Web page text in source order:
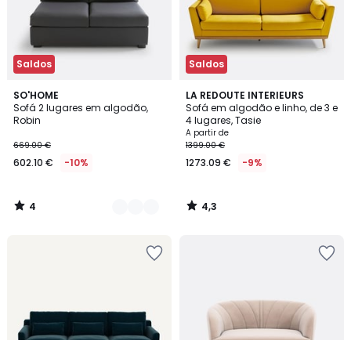
Saldos
SO'HOME
Sofá 2 lugares em algodão,
Robin
669.00 €
602.10 € -10%
4
/
5
5
Cores
4
/
Saldos
LA REDOUTE INTERIEURS
Sofá em algodão e linho, de 3 e
4 lugares, Tasie
A partir de
1399.00 €
1273.09 € -9%
4,3
/ 5
4,3
/